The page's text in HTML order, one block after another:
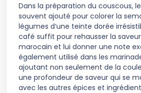
Dans la préparation du couscous,
souvent ajouté pour colorer la
légumes d’une teinte dorée
café suffit pour rehausser la
marocain et lui donner une note
également utilisé dans les
ajoutant non seulement de la
une profondeur de saveur qui se
avec les autres épices et